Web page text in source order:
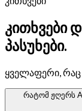
კითხვები
პასუხები.
ყველაფერი, რაც
რატომ ჟღერს